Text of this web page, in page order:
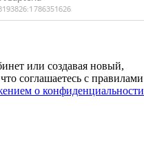
или создавая новый,
соглашаетесь с правилами
о конфиденциальности